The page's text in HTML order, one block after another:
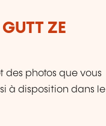
ZE
des photos que vous
à disposition dans le